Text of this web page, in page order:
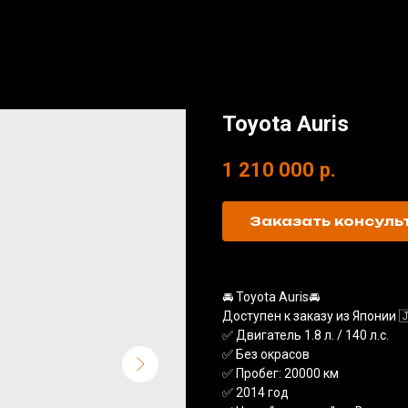
Toyota Auris
1 210 000 р.
Заказать
🚘 Toyota Auris🚘
Доступен к заказу из
✅ Двигатель 1.8 л. / 140 л.с.
✅ Без окрасов
✅ Пробег: 20000 км
✅ 2014 год